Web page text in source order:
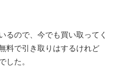
るので、今でも買い取ってく
料で引き取りはするけれど
した。